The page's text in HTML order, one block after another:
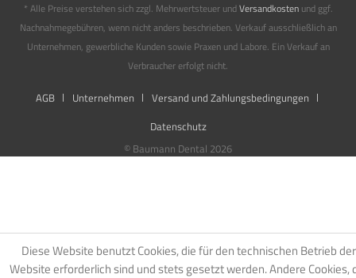
* Alle Preise verstehen sich zzgl. Mehrwertsteuer undVersandkostenund ggf.
Nachnahmegebühren, wenn nicht anders beschrieben. Verkauf ausschließlich an
Unternehmen, gewerbliche Kunden sowie Praxen und Labore. Ein Verkauf an
Verbraucher erfolgt nicht.
AGB Unternehmen
Versand und Zahlungsbedingungen
Datenschutz
© Baumann Dental 2026
Diese Website benutzt Cookies, die für den technischen Betrieb der
Website erforderlich sind und stets gesetzt werden. Andere Cookies,